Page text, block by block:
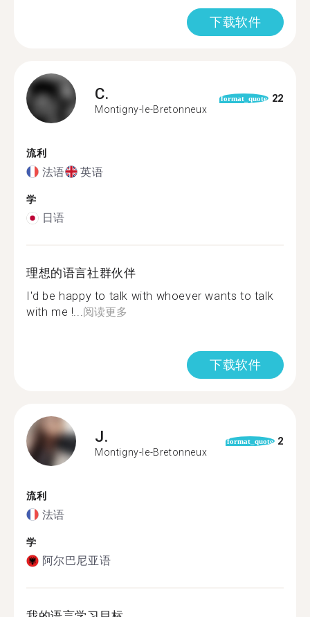
下载软件
C.
Montigny-le-Bretonneux
format_quote 22
流利
法语 英语
学
日语
理想的语言社群伙伴
I'd be happy to talk with whoever wants to talk
with me !...阅读更多
下载软件
J.
Montigny-le-Bretonneux
format_quote 2
流利
法语
学
阿尔巴尼亚语